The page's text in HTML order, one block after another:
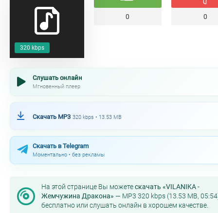
320 kbps
0 0
Слушать онлайн
Мгновенный плеер
Скачать MP3 320 kbps • 13.53 MB
Скачать в Telegram
Моментально • без рекламы
На этой странице Вы можетескачать «VILANIKA -
Жемчужина Дракона» — MP3 320 kbps (13.53 MB,
бесплатно или слушать онлайн в хорошем качестве.